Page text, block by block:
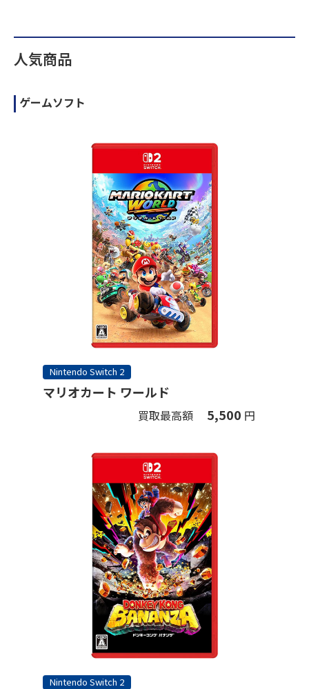
人気商品
ゲームソフト
Nintendo Switch 2
マリオカート ワールド
買取最高額 5,500 円
Nintendo Switch 2